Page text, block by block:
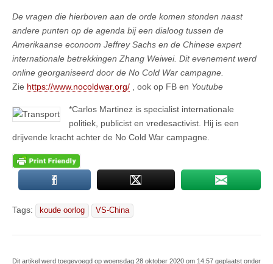
De vragen die hierboven aan de orde komen stonden naast
andere punten op de agenda bij een dialoog tussen de
Amerikaanse econoom Jeffrey Sachs en de Chinese expert
internationale betrekkingen Zhang Weiwei. Dit evenement werd
online georganiseerd door de No Cold War campagne.
Zie https://www.nocoldwar.org/ , ook op FB en Youtube
*Carlos Martinez is specialist internationale
politiek, publicist en vredesactivist. Hij is een
drijvende kracht achter de No Cold War campagne.
Tags: koude oorlog VS-China
Dit artikel werd toegevoegd op woensdag 28 oktober 2020 om 14:57 geplaatst onder